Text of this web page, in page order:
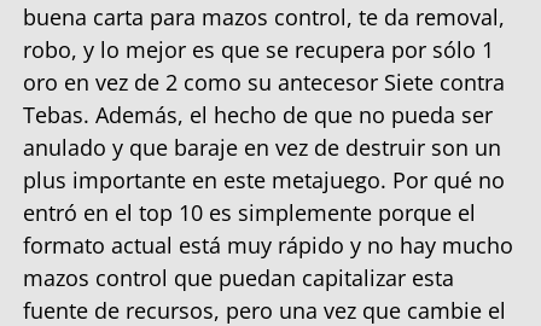
buena carta para mazos control, te da removal,
robo, y lo mejor es que se recupera por sólo 1
oro en vez de 2 como su antecesor Siete contra
Tebas. Además, el hecho de que no pueda ser
anulado y que baraje en vez de destruir son un
plus importante en este metajuego. Por qué no
entró en el top 10 es simplemente porque el
formato actual está muy rápido y no hay mucho
mazos control que puedan capitalizar esta
fuente de recursos, pero una vez que cambie el